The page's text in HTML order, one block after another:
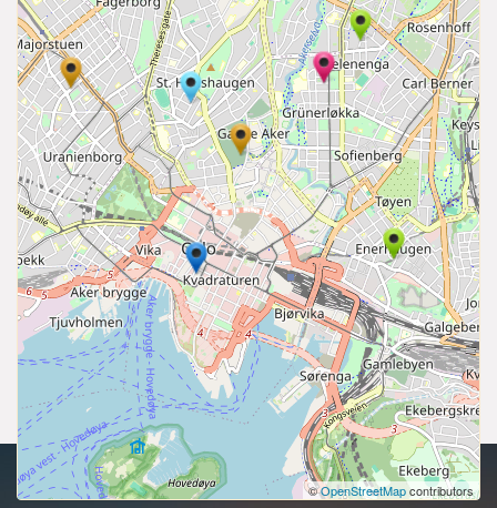
©OpenStreetMapcontributors
copyright 2026 | Alle rettigheter reservert.